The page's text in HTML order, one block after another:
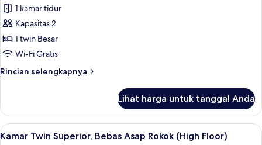
(High
Floor
Deluxe
Single
Kamar
Double
Superior,
Bebas
Asap
Rokok
Floor
Standard
Double
1 kamar tidur
Kapasitas 2
1 twin Besar
Wi-Fi Gratis
Rincian selengkapnya
Rincian
Kamar
Double
Superior,
Lihat harga untuk tanggal Anda
Lihat
Kamar Twin Superior, Bebas Asap
5
Kamar Twin Superior, Bebas Asap Rokok (High Floor)